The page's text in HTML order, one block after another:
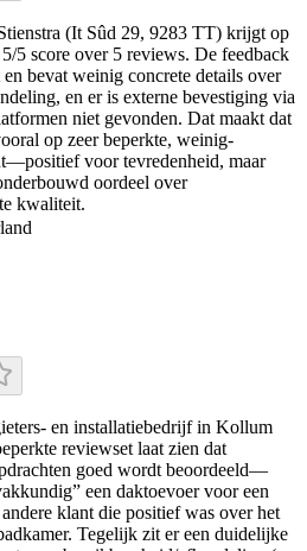
(It Sûd 29, 9283 TT) krijgt op
5 score over 5 reviews. De feedback
bevat weinig concrete details over
en er is externe bevestiging via
niet gevonden. Dat maakt dat
op zeer beperkte, weinig-
voor tevredenheid, maar
oordeel over
kwaliteit.
en installatiebedrijf in Kollum
reviewset laat zien dat
goed wordt beoordeeld—
een daktoevoer voor een
klant die positief was over het
Tegelijk zit er een duidelijke